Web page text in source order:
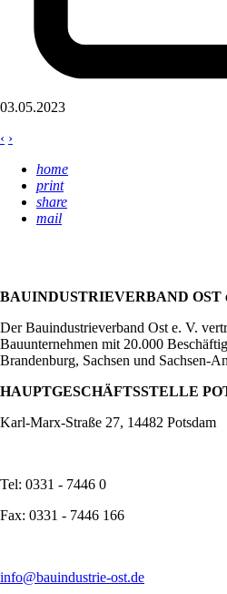
03.05.2023
‹ ›
home
print
share
mail
BAUINDUSTRIEVERBAND OST
Der Bauindustrieverband Ost e. V.
Bauunternehmen mit 20.000
Brandenburg, Sachsen und Sachsen-
HAUPTGESCHÄFTSSTELLE
Karl-Marx-Straße 27, 14482 Potsdam
Tel: 0331 - 7446 0
Fax: 0331 - 7446 166
info@bauindustrie-ost.de